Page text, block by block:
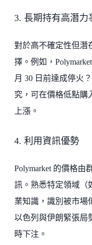
3. 長期持有高潛力
對於高不確定性但潛
擇。例如，
月 30 日前達成停火
究，可在價格低點購
上漲。
4. 利用資訊優勢
Polymarket 的價格由
訊。熟悉特定領域（
業知識，識別被市場
以色列與伊朗緊張局
時下注。